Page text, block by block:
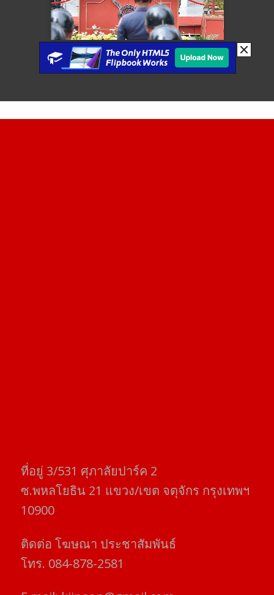
ที่อยู่​ 3/531​ ศุภาลัยปาร์ค​ 2
ซ.พหลโยธิน​ 21​ แขวง/เขต​ จตุจักร​ กรุงเทพฯ
10900
ติดต่อ​ โฆษณา​ ประชาสัมพันธ์
โทร​. 084-878-2581